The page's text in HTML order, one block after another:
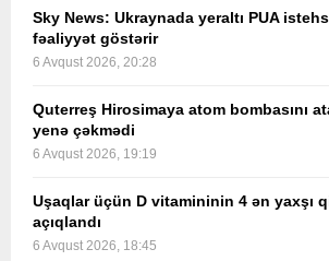
Sky News: Ukraynada yeraltı PUA
fəaliyyət göstərir
6 Avqust 2026, 20:28
Quterreş Hirosimaya atom bombasını
yenə çəkmədi
6 Avqust 2026, 19:19
Uşaqlar üçün D vitamininin 4 ən yaxşı
açıqlandı
6 Avqust 2026, 18:45